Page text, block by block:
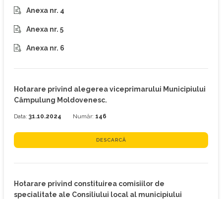
Anexa nr. 4
Anexa nr. 5
Anexa nr. 6
Hotarare privind alegerea viceprimarului Municipiului
Câmpulung Moldovenesc.
Data: 31.10.2024 Număr: 146
DESCARCĂ
Hotarare privind constituirea comisiilor de
specialitate ale Consiliului local al municipiului